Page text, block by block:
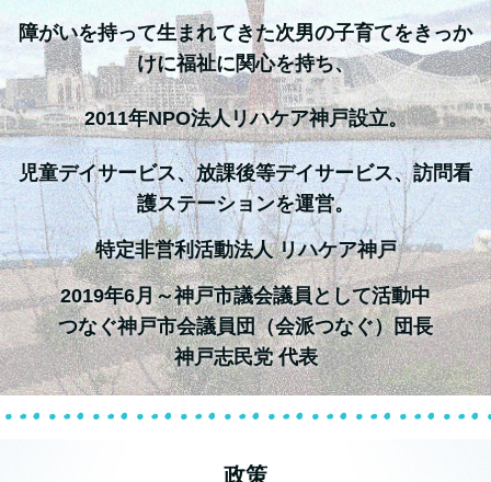
障がいを持って生まれてきた次男の子育てをきっか
けに福祉に関心を持ち、
2011年NPO法人リハケア神戸設立。
児童デイサービス、放課後等デイサービス、訪問看
護ステーションを運営。
特定非営利活動法人 リハケア神戸
2019年6月～神戸市議会議員として活動中
つなぐ神戸市会議員団（会派つなぐ）団長
神戸志民党 代表
政策